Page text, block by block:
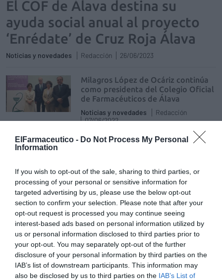
ElFarmaceutico - Do Not Process My Personal
Information
If you wish to opt-out of the sale, sharing to third parties, or
processing of your personal or sensitive information for
targeted advertising by us, please use the below opt-out
section to confirm your selection. Please note that after your
opt-out request is processed you may continue seeing
interest-based ads based on personal information utilized by
us or personal information disclosed to third parties prior to
your opt-out. You may separately opt-out of the further
disclosure of your personal information by third parties on the
IAB’s list of downstream participants. This information may
also be disclosed by us to third parties on the IAB’s List of
El COF de Álava destina su
ayuda social anual al proyecto
‘Enrédate’ de Cruz Roja Álava
Noticias y novedades Redacción 26/06/2023
Milagros López de Ocáriz continúa
como presidenta del Colegio Oficial
de Farmacéuticos de Álava
Noticias y novedades
Redacción
07/06/2022
La nueva Junta de Gobierno del colegio
profesional se ha renovado para los
Milagros López de Ocáriz asume la
presidencia del Consejo de
Farmacéuticos del País Vasco
Noticias y novedades
Redacción
14/01/2020
El Consejo de Farmacéuticos del País Vasco
ha procedido a la renovación de los cargos
que lo integran pasando a ocupar la
presidencia de este órgano Milagros López
de Ocáriz, actual presidenta del Colegio
Oficial de Farmacéuticos de Álava.